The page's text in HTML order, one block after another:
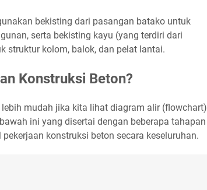
bekisting dari pasangan batako untuk
serta bekisting kayu (yang terdiri dari
struktur kolom, balok, dan pelat lantai.
Konstruksi Beton?
mudah jika kita lihat diagram alir (flowchart)
ini yang disertai dengan beberapa tahapan
konstruksi beton secara keseluruhan.